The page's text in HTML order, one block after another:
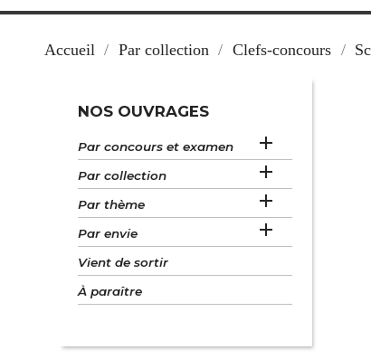
Accueil Par collection Clefs-concours
NOS OUVRAGES
Par concours et examen 
Par collection 
Par thème 
Par envie 
Vient de sortir
À paraître